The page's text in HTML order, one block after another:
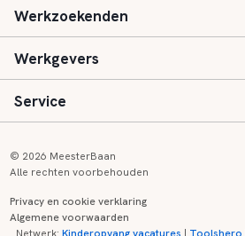
Basisonderwijs
Speciaal (basis) onderwijs
Voortgezet onderwijs
Kinderopvang
Werkzoekenden
Aanmelden
Vacatures
Zij-instroom informatie
Werkgevers
Inloggen
Registreren
Service
Onderwijs links
© 2026 MeesterBaan
Alle rechten voorbehouden
Privacy en cookie verklaring
Algemene voorwaarden
Netwerk:Kinderopvang vacatures | Toolshero